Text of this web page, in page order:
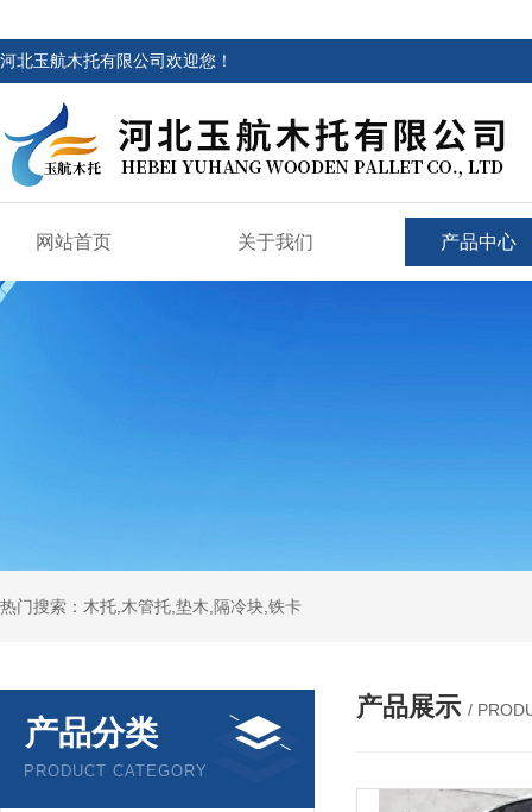
河北玉航木托有限公司欢迎您！
网站首页 关于我们 产品中心
热门搜索：木托,木管托,垫木,隔冷块,铁卡
产品分类
PRODUCT CATEGORY
产品展示 /